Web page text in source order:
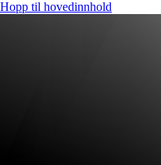
Hopp til hovedinnhold